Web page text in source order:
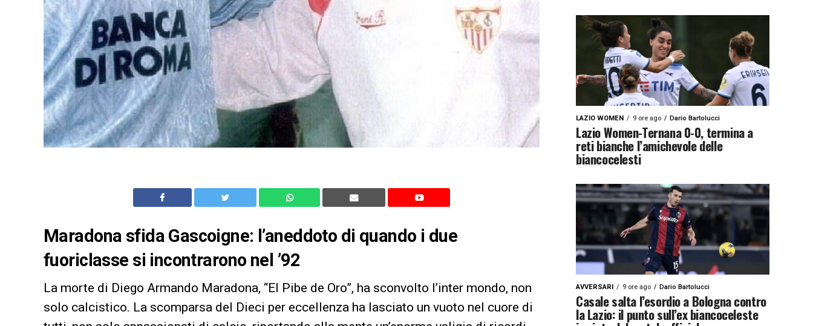
Maradona sfida Gascoigne: l’aneddoto di quando i due
fuoriclasse si incontrarono nel ’92
La morte di Diego Armando Maradona, “El Pibe de Oro”, ha sconvolto l’inter mondo, non
solo calcistico. La scomparsa del Dieci per eccellenza ha lasciato un vuoto nel cuore di
LAZIO WOMEN 9 ore ago Dario Bartolucci
Lazio Women-Ternana 0-0, termina a
reti bianche l’amichevole delle
biancocelesti
AVVERSARI 9 ore ago Dario Bartolucci
Casale salta l’esordio a Bologna contro
la Lazio: il punto sull’ex biancoceleste